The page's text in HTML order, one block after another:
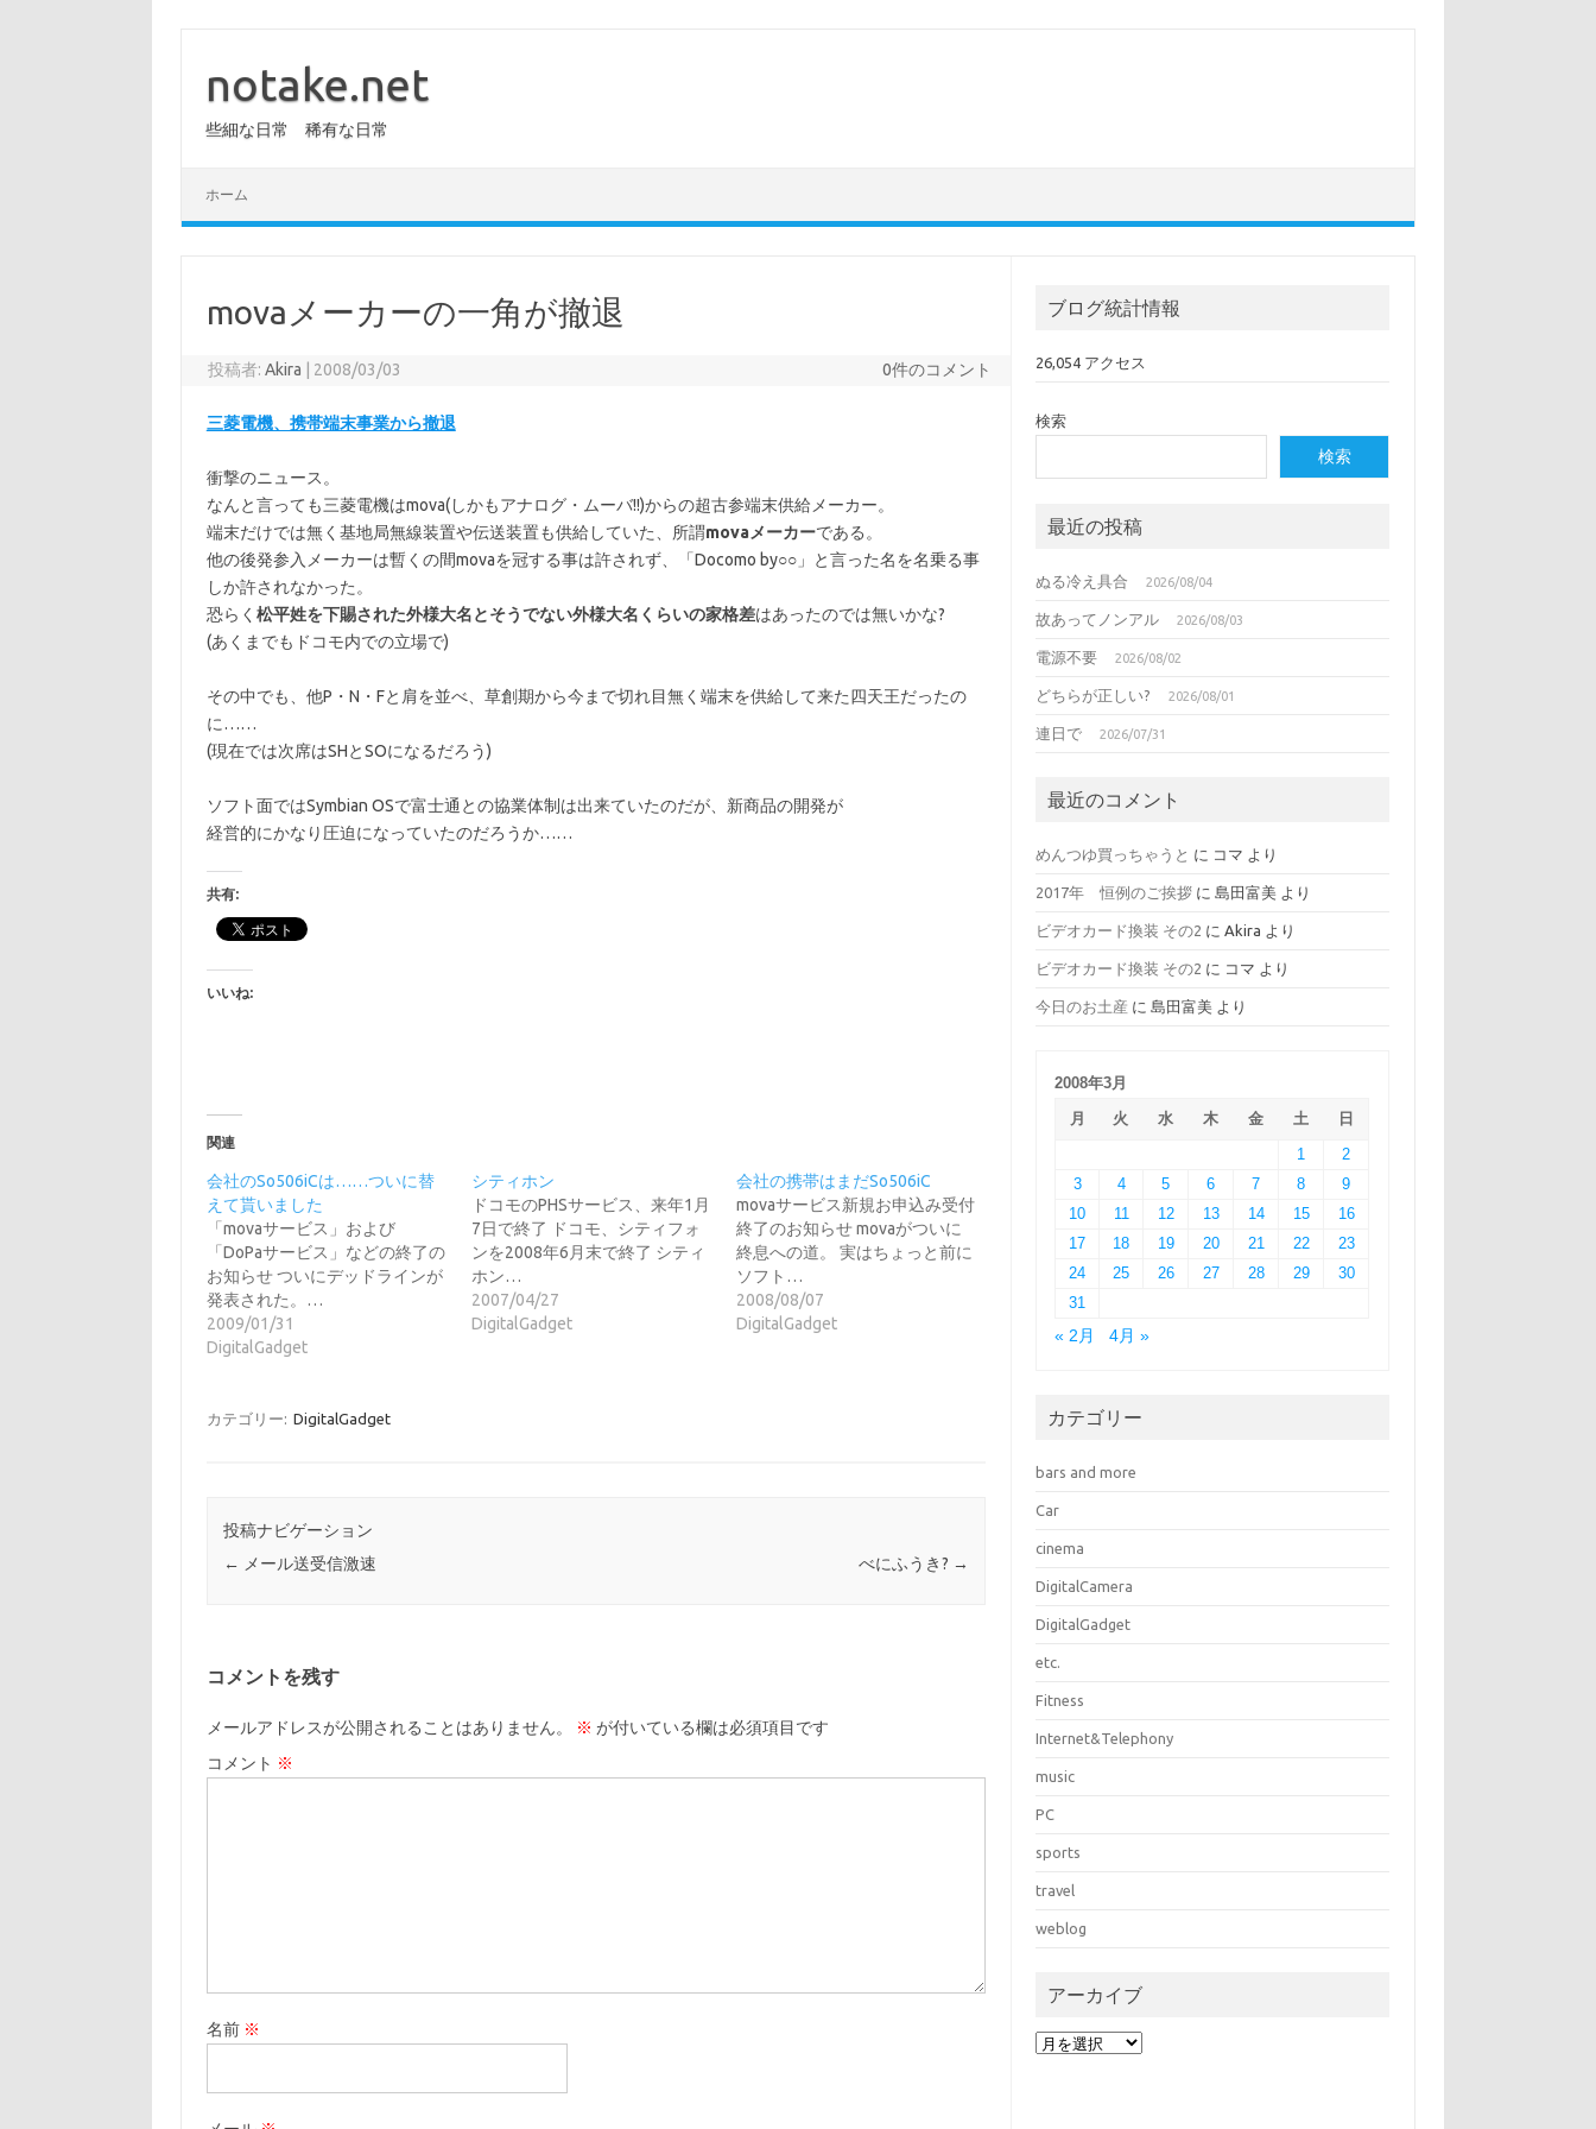
notake.net
些細な日常 稀有な日常
ホーム
movaメーカーの一角が撤退
投稿者:Akira 2008/03/03 0件のコメント
三菱電機、携帯端末事業から撤退
衝撃のニュース。
なんと言っても三菱電機はmova(しかもアナログ・ムーバ!!)からの超古参端末供給メーカー。
端末だけでは無く基地局無線装置や伝送装置も供給していた、所謂movaメーカーである。
他の後発参入メーカーは暫くの間movaを冠する事は許されず、「Docomo by○○」と言った名を名乗る事
しか許されなかった。
恐らく 松平姓を下賜された外様大名とそうでない外様大名くらいの家格差はあったのでは無いかな?
(あくまでもドコモ内での立場で)
その中でも、他P・N・Fと肩を並べ、草創期から今まで切れ目無く端末を供給して来た四天王だったの
に……
(現在では次席はSHとSOになるだろう)
ソフト面ではSymbian OSで富士通との協業体制は出来ていたのだが、新商品の開発が
経営的にかなり圧迫になっていたのだろうか……
共有:
いいね:
関連
会社のSo506iCは……ついに替
えて貰いました
「movaサービス」および
「DoPaサービス」などの終了の
お知らせ ついにデッドラインが
発表された。…
2009/01/31
DigitalGadget
シティホン
ドコモのPHSサービス、来年1月
7日で終了 ドコモ、シティフォ
ンを2008年6月末で終了 シティ
ホン…
2007/04/27
DigitalGadget
会社の携帯はまだSo506iC
movaサービス新規お申込み受付
終了のお知らせ movaがついに
終息への道。 実はちょっと前に
ソフト…
2008/08/07
DigitalGadget
カテゴリー: DigitalGadget
投稿ナビゲーション
← メール送受信激速 べにふうき? →
コメントを残す
メールアドレスが公開されることはありません。 ※ が付いている欄は必須項目です
コメント ※
名前 ※
ブログ統計情報
26,054 アクセス
検索
検索
最近の投稿
ぬる冷え具合 2026/08/04
故あってノンアル 2026/08/03
電源不要 2026/08/02
どちらが正しい? 2026/08/01
連日で 2026/07/31
最近のコメント
めんつゆ買っちゃうと に コマ より
2017年 恒例のご挨拶 に島田富美 より
ビデオカード換装 その2 にAkira より
ビデオカード換装 その2 に コマ より
今日のお土産 に島田富美 より
2008年3月
月
火 水 木 金 土
日
1
2
3
4 5 6 7 8
9
10
11 12 13 14 15
16
17
18 19 20 21 22
23
24
25 26 27 28 29
30
31
« 2月
4月 »
カテゴリー
bars and more
Car
cinema
DigitalCamera
DigitalGadget
etc.
Fitness
Internet&Telephony
music
PC
sports
travel
weblog
アーカイブ
ア